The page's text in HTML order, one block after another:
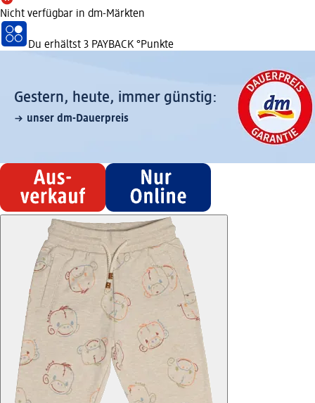
Nicht verfügbar in dm-Märkten
Du erhältst 3 PAYBACK °Punkte
Gestern, heute, immer günstig:
unser dm-Dauerpreis